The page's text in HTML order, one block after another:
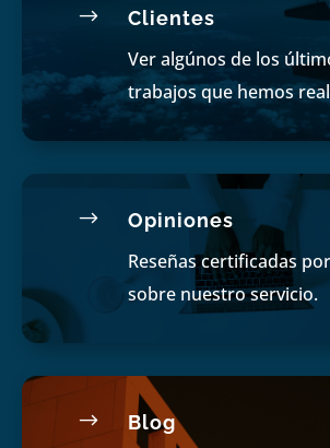
$ Clientes
Ver algúnos de los
trabajos que hemos
$ Opiniones
Reseñas certificadas
sobre nuestro servicio.
$ Blog